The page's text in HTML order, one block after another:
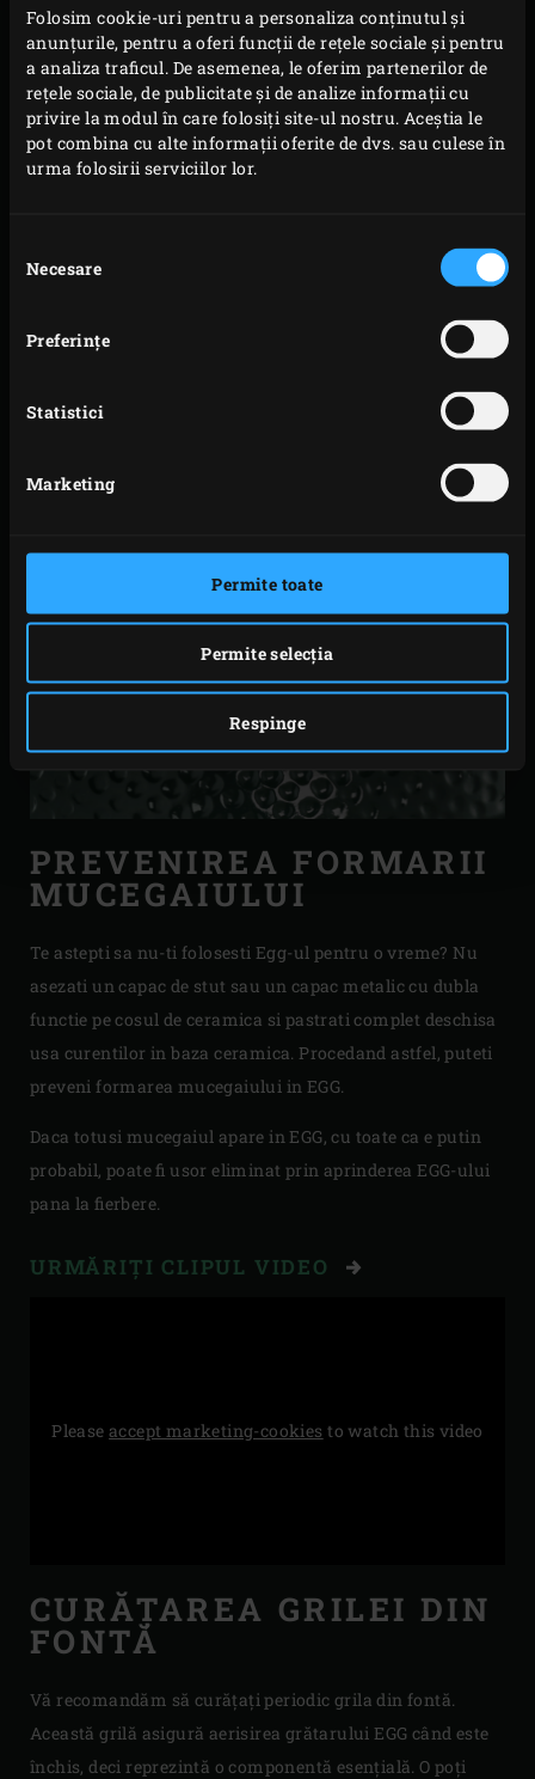
Folosim cookie-uri pentru a personaliza conținutul și
anunțurile, pentru a oferi funcții de rețele sociale și pentru
a analiza traficul. De asemenea, le oferim partenerilor de
rețele sociale, de publicitate și de analize informații cu
privire la modul în care folosiți site-ul nostru. Aceștia le
pot combina cu alte informații oferite de dvs. sau culese în
urma folosirii serviciilor lor.
consimțământului
Necesare
Preferinţe
Statistici
Marketing
Permite toate
Permite selecția
Respinge
incalzirea EGG-ului la o temperatura de aproximativ 300 °
C sau prin utilizarea unuia dintre accesoriile noastre
utile:
–Scrub pentru gila(pentru a curata grila in timpul sau
dupa gatire)
Orice bacterii ramase vor fi distruse de caldura generata
PREVENIREA FORMARII
MUCEGAIULUI
Te astepti sa nu-ti folosesti Egg-ul pentru o vreme? Nu
asezati un capac de stut sau un capac metalic cu dubla
functie pe cosul de ceramica si pastrati complet deschisa
usa curentilor in baza ceramica. Procedand astfel, puteti
preveni formarea mucegaiului in EGG.
Daca totusi mucegaiul apare in EGG, cu toate ca e putin
probabil, poate fi usor eliminat prin aprinderea EGG-ului
pana la fierbere.
URMĂRIȚI CLIPUL VIDEO
Pleaseaccept marketing-cookies to watch this video
CURĂȚAREA GRILEI DIN
FONTĂ
Vă recomandăm să curățați periodic grila din fontă.
Această grilă asigură aerisirea grătarului EGG când este
închis, deci reprezintă o componentă esențială. O poți